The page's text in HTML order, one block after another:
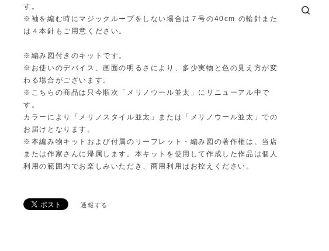
す。
※袖を編む時にマジックループをしない場合は７号の40cm の輪針また
は４本針もご用意ください。
※編み図付きのキットです。
※お使いのデバイス、画面の明るさにより、多少実物と色の見え方が変
わる場合がございます。
※こちらの商品は只今順次「メリノウール並太」にリニューアル中で
す。
カラーにより「メリノスタイル並太」または「メリノウール並太」での
お届けとなります。
※本編み物キットおよび付属のリーフレット・編み図の著作権は、当店
または作家さんに帰属します。本キットを使用して作成した作品は個人
利用の範囲内でお楽しみいただき、商用利用はお控えください。
通報する